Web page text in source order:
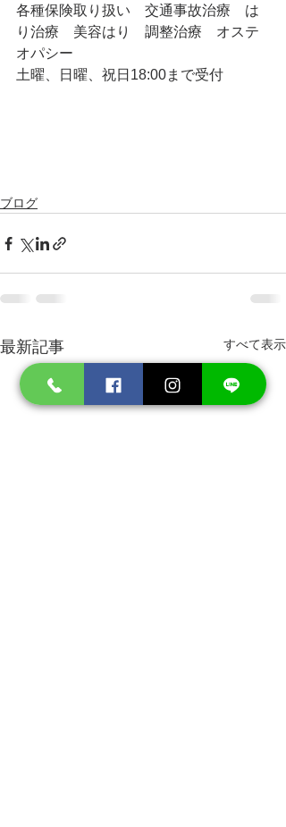
各種保険取り扱い　交通事故治療　は
り治療　美容はり　調整治療　オステ
オパシー
土曜、日曜、祝日18:00まで受付
ブログ
最新記事 すべて表示